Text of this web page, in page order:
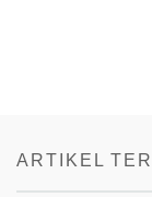
ARTIKEL